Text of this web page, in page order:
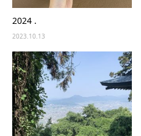
2024 .
2023.10.13